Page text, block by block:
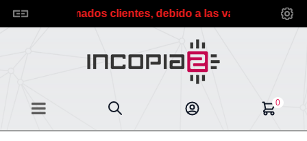
*** Estimados clientes, debido a las vacaciones de
0